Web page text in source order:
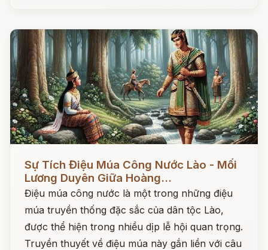
Sự Tích Điệu Múa Công Nước Lào - Mối
Lương Duyên Giữa Hoàng...
Điệu múa công nước là một trong những điệu
múa truyền thống đặc sắc của dân tộc Lào,
được thể hiện trong nhiều dịp lễ hội quan trọng.
Truyền thuyết về điệu múa này gắn liền với câu